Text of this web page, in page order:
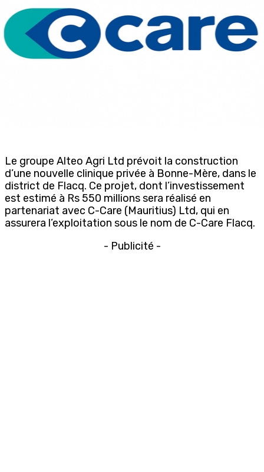
Le groupe Alteo Agri Ltd prévoit la construction
d’une nouvelle clinique privée à Bonne-Mère, dans le
district de Flacq. Ce projet, dont l’investissement
est estimé à Rs 550 millions sera réalisé en
partenariat avec C-Care (Mauritius) Ltd, qui en
assurera l’exploitation sous le nom de C-Care Flacq.
- Publicité -